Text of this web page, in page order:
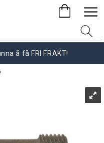
å få FRI FRAKT!